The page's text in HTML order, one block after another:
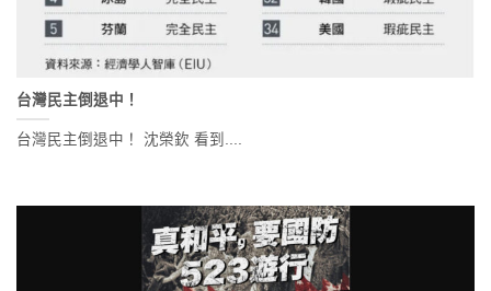
台灣民主倒退中！
台灣民主倒退中！ 沈榮欽 看到....